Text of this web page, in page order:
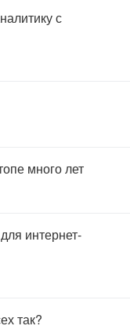
с
много лет
интернет-
так?